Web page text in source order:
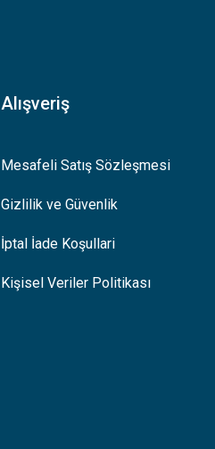
Alışveriş
Mesafeli Satış Sözleşmesi
Gizlilik ve Güvenlik
İptal İade Koşullari
Kişisel Veriler Politikası